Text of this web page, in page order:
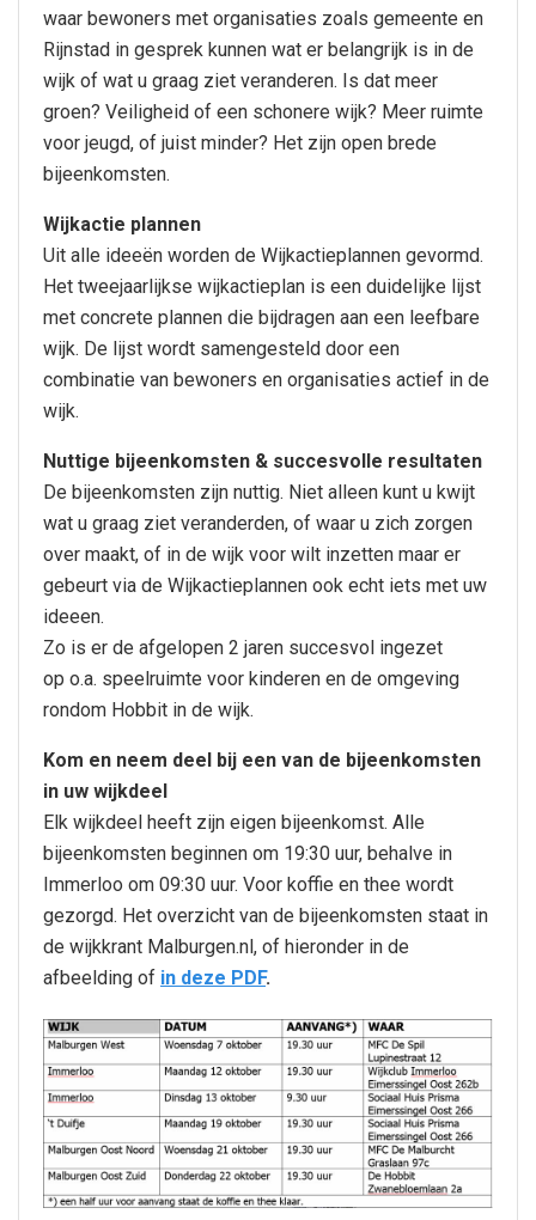
waar bewoners met organisaties zoals gemeente en
Rijnstad in gesprek kunnen wat er belangrijk is in de
wijk of wat u graag ziet veranderen. Is dat meer
groen? Veiligheid of een schonere wijk? Meer ruimte
voor jeugd, of juist minder? Het zijn open brede
bijeenkomsten.
Wijkactie plannen
Uit alle ideeën worden de Wijkactieplannen gevormd.
Het tweejaarlijkse wijkactieplan is een duidelijke lijst
met concrete plannen die bijdragen aan een leefbare
wijk. De lijst wordt samengesteld door een
combinatie van bewoners en organisaties actief in de
wijk.
Nuttige bijeenkomsten & succesvolle resultaten
De bijeenkomsten zijn nuttig. Niet alleen kunt u kwijt
wat u graag ziet veranderden, of waar u zich zorgen
over maakt, of in de wijk voor wilt inzetten maar er
gebeurt via de Wijkactieplannen ook echt iets met uw
ideeen.
Zo is er de afgelopen 2 jaren succesvol ingezet
op o.a. speelruimte voor kinderen en de omgeving
rondom Hobbit in de wijk.
Kom en neem deel bij een van de bijeenkomsten
in uw wijkdeel
Elk wijkdeel heeft zijn eigen bijeenkomst. Alle
bijeenkomsten beginnen om 19:30 uur, behalve in
Immerloo om 09:30 uur. Voor koffie en thee wordt
gezorgd. Het overzicht van de bijeenkomsten staat in
de wijkkrant Malburgen.nl, of hieronder in de
afbeelding of in deze PDF.